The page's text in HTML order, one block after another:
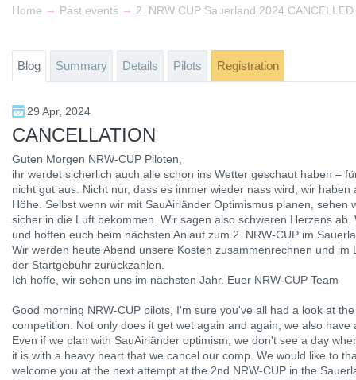
Home → Past events → 2. NRW CUP Sauerland 2024 CANCELLED
Blog Summary Details Pilots Registration
29 Apr, 2024
CANCELLATION
Guten Morgen NRW-CUP Piloten,
ihr werdet sicherlich auch alle schon ins Wetter geschaut haben –
nicht gut aus. Nicht nur, dass es immer wieder nass wird, wir
Höhe. Selbst wenn wir mit SauAirländer Optimismus planen, sehen
sicher in die Luft bekommen. Wir sagen also schweren Herzens
und hoffen euch beim nächsten Anlauf zum 2. NRW-CUP im
Wir werden heute Abend unsere Kosten zusammenrechnen und
der Startgebühr zurückzahlen.
Ich hoffe, wir sehen uns im nächsten Jahr. Euer NRW-CUP Team
Good morning NRW-CUP pilots, I'm sure you've all had a look at
competition. Not only does it get wet again and again, we also
Even if we plan with SauAirländer optimism, we don't see a day
it is with a heavy heart that we cancel our comp. We would like to
welcome you at the next attempt at the 2nd NRW-CUP in the